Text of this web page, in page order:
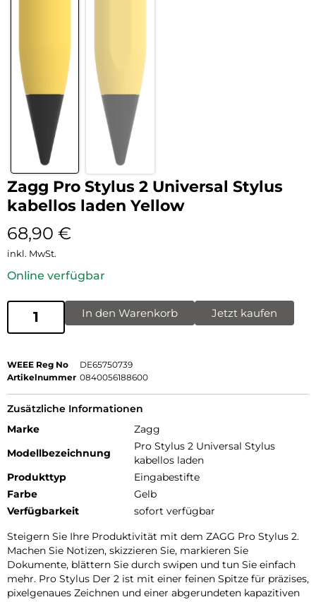
Zagg Pro Stylus 2 Universal Stylus
kabellos laden Yellow
68,90 €
inkl. MwSt.
Online verfügbar
In den Warenkorb Jetzt kaufen
WEEE Reg No
DE65750739
Artikelnummer 0840056188600
Zusätzliche Informationen
Marke
Zagg
Modellbezeichnung
Pro Stylus 2 Universal Stylus
kabellos laden
Produkttyp
Eingabestifte
Farbe
Gelb
Verfügbarkeit
sofort verfügbar
Steigern Sie Ihre Produktivität mit dem ZAGG Pro Stylus 2.
Machen Sie Notizen, skizzieren Sie, markieren Sie
Dokumente, blättern Sie durch swipen und tun Sie einfach
mehr. Pro Stylus Der 2 ist mit einer feinen Spitze für präzises,
pixelgenaues Zeichnen und einer abgerundeten kapazitiven